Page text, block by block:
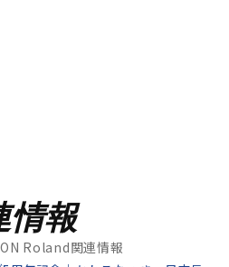
情報
Roland関連情報